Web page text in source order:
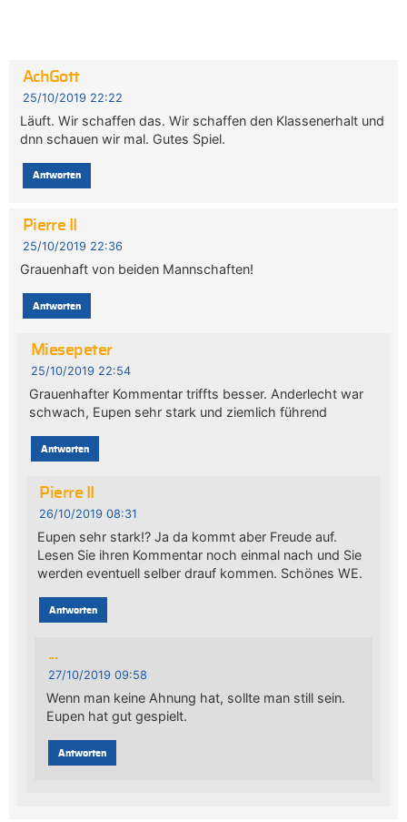
AchGott
25/10/2019 22:22
Läuft. Wir schaffen das. Wir schaffen den Klassenerhalt und
dnn schauen wir mal. Gutes Spiel.
Antworten
Pierre II
25/10/2019 22:36
Grauenhaft von beiden Mannschaften!
Antworten
Miesepeter
25/10/2019 22:54
Grauenhafter Kommentar triffts besser. Anderlecht war
schwach, Eupen sehr stark und ziemlich führend
Antworten
Pierre II
26/10/2019 08:31
Eupen sehr stark!? Ja da kommt aber Freude auf.
Lesen Sie ihren Kommentar noch einmal nach und Sie
werden eventuell selber drauf kommen. Schönes WE.
Antworten
...
27/10/2019 09:58
Wenn man keine Ahnung hat, sollte man still sein.
Eupen hat gut gespielt.
Antworten